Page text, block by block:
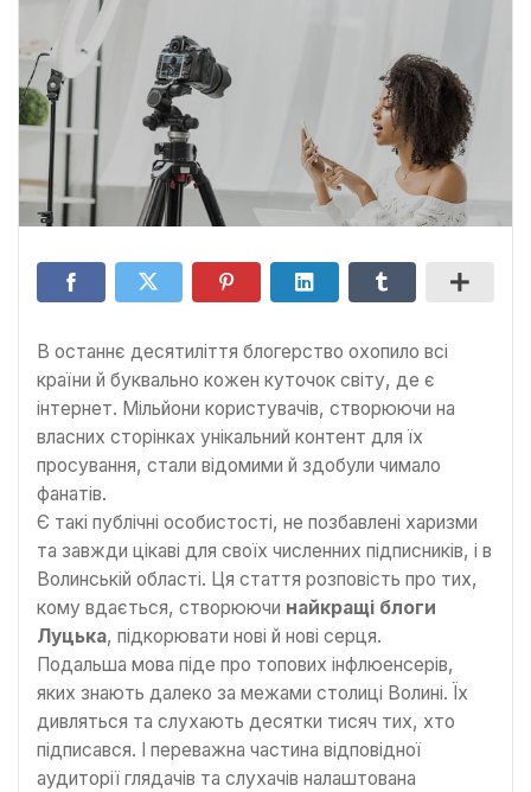
В останнє десятиліття блогерство охопило всі
країни й буквально кожен куточок світу, де є
інтернет. Мільйони користувачів, створюючи на
власних сторінках унікальний контент для їх
просування, стали відомими й здобули чимало
фанатів.
Є такі публічні особистості, не позбавлені харизми
та завжди цікаві для своїх численних підписників, і в
Волинській області. Ця стаття розповість про тих,
кому вдається, створюючи найкращі блоги
Луцька, підкорювати нові й нові серця.
Подальша мова піде про топових інфлюенсерів,
яких знають далеко за межами столиці Волині. Їх
дивляться та слухають десятки тисяч тих, хто
підписався. І переважна частина відповідної
аудиторії глядачів та слухачів налаштована